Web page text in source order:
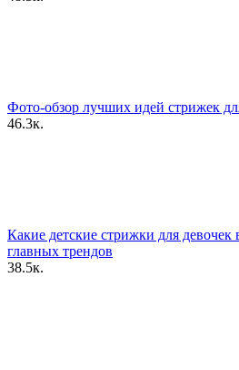
Фото-обзор лучших идей стрижек
46.3к.
Какие детские стрижки для
главных трендов
38.5к.